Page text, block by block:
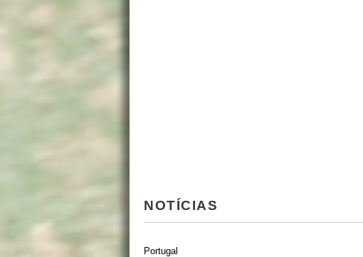
NOTÍCIAS
Portugal